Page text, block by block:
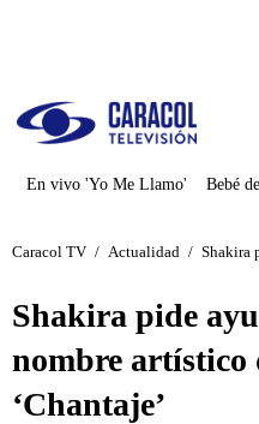
En vivo 'Yo Me Llamo' Bebé
Caracol TV / Actualidad / Shakira
Shakira pide
nombre artístico
‘Chantaje’